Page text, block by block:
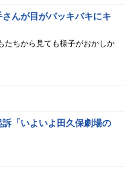
んが目がバッキバキにキ
たちから見ても様子がおかしか
「いよいよ田久保劇場の